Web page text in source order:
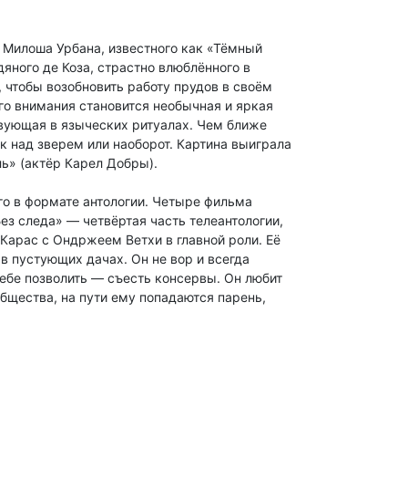
Урбана, известного как «Тёмный
де Коза, страстно влюблённого в
возобновить работу прудов в своём
становится необычная и яркая
в языческих ритуалах. Чем ближе
над зверем или наоборот. Картина выиграла
(актёр Карел Добры).
в формате антологии. Четыре фильма
следа» — четвёртая часть телеантологии,
с Ондржеем Ветхи в главной роли. Её
пустующих дачах. Он не вор и всегда
позволить — съесть консервы. Он любит
на пути ему попадаются парень,